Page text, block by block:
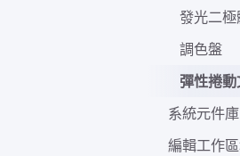
發光二極
調色盤
彈性捲
系統元件庫
編輯工作